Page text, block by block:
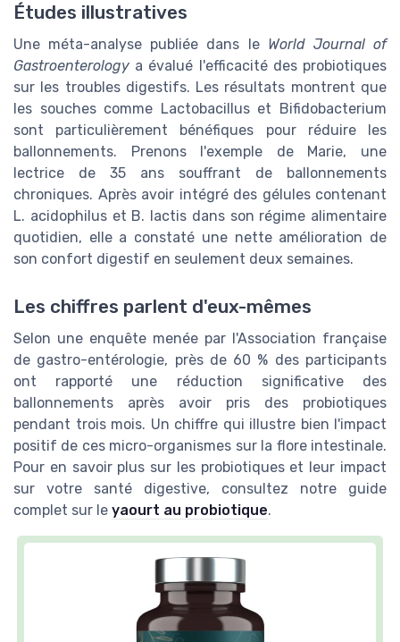
Études illustratives
Une méta-analyse publiée dans le World Journal of
Gastroenterology a évalué l'efficacité des probiotiques
sur les troubles digestifs. Les résultats montrent que
les souches comme Lactobacillus et Bifidobacterium
sont particulièrement bénéfiques pour réduire les
ballonnements. Prenons l'exemple de Marie, une
lectrice de 35 ans souffrant de ballonnements
chroniques. Après avoir intégré des gélules contenant
L. acidophilus et B. lactis dans son régime alimentaire
quotidien, elle a constaté une nette amélioration de
son confort digestif en seulement deux semaines.
Les chiffres parlent d'eux-mêmes
Selon une enquête menée par l'Association française
de gastro-entérologie, près de 60 % des participants
ont rapporté une réduction significative des
ballonnements après avoir pris des probiotiques
pendant trois mois. Un chiffre qui illustre bien l'impact
positif de ces micro-organismes sur la flore intestinale.
Pour en savoir plus sur les probiotiques et leur impact
sur votre santé digestive, consultez notre guide
complet sur le yaourt au probiotique.